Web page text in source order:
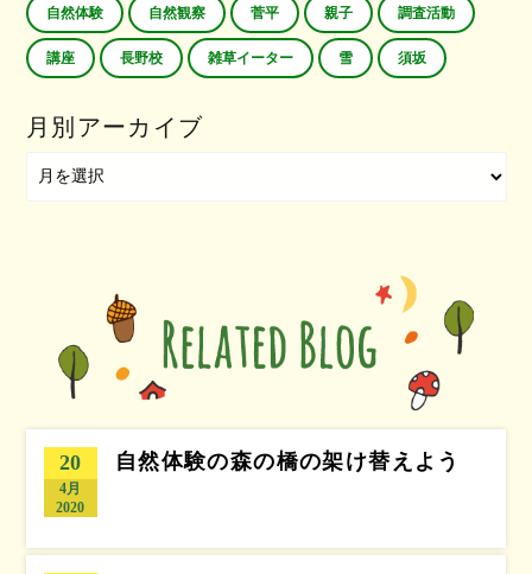
自然体験 自然観察 菅平 親子 調査活動
講座 長野校 雑草イーター 雪 須坂
月別アーカイブ
20
4月
2020
自然体験の森の橋の架け替えよう